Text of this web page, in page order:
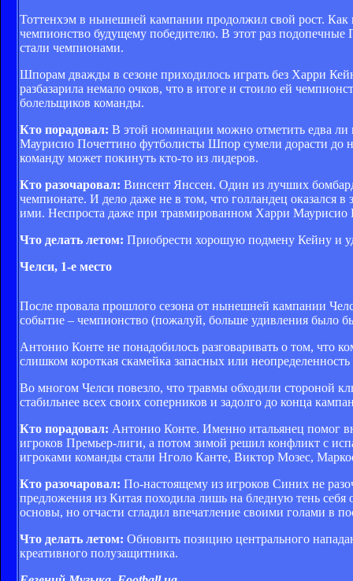
Тоттенхэм в нынешней кампании продолжил свой рост. Как
чемпионство будущему победителю. В этот раз подопечные
стали чемпионами.
Шпорам дважды в сезоне приходилось играть без Харри
разбазарила немало очков, что в итоге и стоило ей
болельщиков команды.
Кто порадовал: В этой номинации можно отметить едва ли
Маурисио Почеттино футболисты Шпор сумели дорасти до
команду может покинуть кто-то из лидеров.
Кто разочаровал: Винсент Янссен. Один из лучших
чемпионате. И дело даже не в том, что голландец оказался
ими. Неспроста даже при травмированном Харри
Что делать летом: Приобрести хорошую подмену Кейну и
Челси, 1-е место
После провала прошлого сезона от нынешней кампании
событие – чемпионство (пожалуй, больше удивления было
Антонио Конте не понадобилось разговаривать о том, что
слишком короткая скамейка запасных или
Во многом Челси повезло, что травмы обходили стороной
стабильнее всех своих соперников и задолго до конца
Кто порадовал: Антонио Конте. Именно итальянец помог
игроков Премьер-лиги, а потом зимой решил конфликт с
игроками команды стали Нголо Канте, Виктор Мозес,
Кто разочаровал: По-настоящему из игроков Синих не
предложения из Китая походила лишь на бледную тень
основы, но отчасти сгладил впечатление своими голами в
Что делать летом: Обновить позицию центрального
креативного полузащитника.